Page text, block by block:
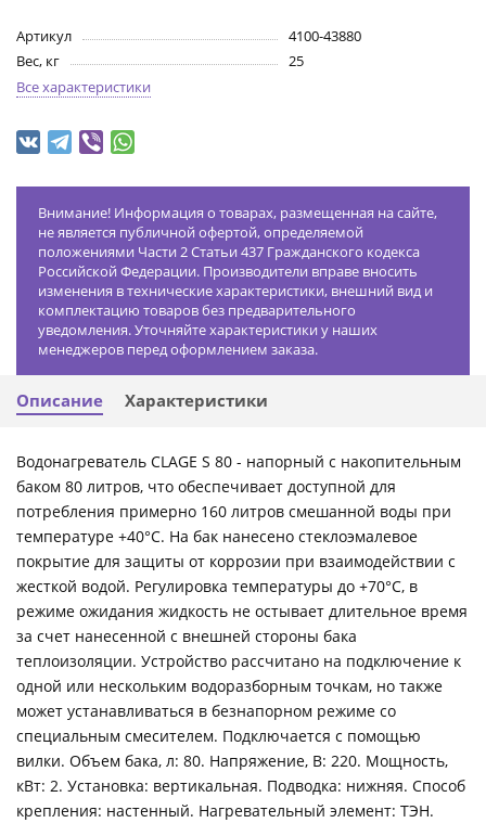
Артикул
4100-43880
Вес, кг
25
Все характеристики
Внимание! Информация о товарах, размещенная на сайте,
не является публичной офертой, определяемой
положениями Части 2 Статьи 437 Гражданского кодекса
Российской Федерации. Производители вправе вносить
изменения в технические характеристики, внешний вид и
комплектацию товаров без предварительного
уведомления. Уточняйте характеристики у наших
менеджеров перед оформлением заказа.
Описание Характеристики
Водонагреватель CLAGE S 80 - напорный с накопительным
баком 80 литров, что обеспечивает доступной для
потребления примерно 160 литров смешанной воды при
температуре +40°C. На бак нанесено стеклоэмалевое
покрытие для защиты от коррозии при взаимодействии с
жесткой водой. Регулировка температуры до +70°C, в
режиме ожидания жидкость не остывает длительное время
за счет нанесенной с внешней стороны бака
теплоизоляции. Устройство рассчитано на подключение к
одной или нескольким водоразборным точкам, но также
может устанавливаться в безнапорном режиме со
специальным смесителем. Подключается с помощью
вилки. Объем бака, л: 80. Напряжение, В: 220. Мощность,
кВт: 2. Установка: вертикальная. Подводка: нижняя. Способ
крепления: настенный. Нагревательный элемент: ТЭН.